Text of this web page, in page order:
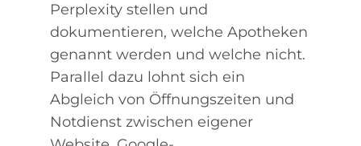
Perplexity stellen und
dokumentieren, welche Apotheken
genannt werden und welche nicht.
Parallel dazu lohnt sich ein
Abgleich von Öffnungszeiten und
Notdienst zwischen eigener